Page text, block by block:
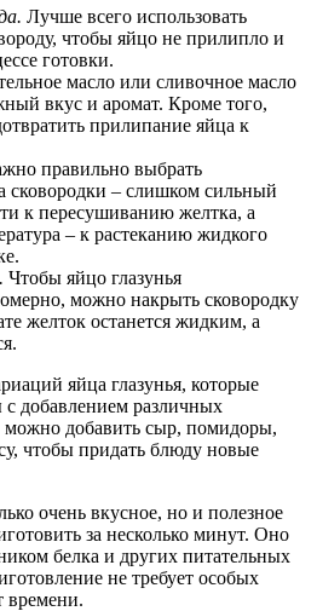
Лучше всего использовать
чтобы яйцо не прилипло и
готовки.
масло или сливочное масло
вкус и аромат. Кроме того,
прилипание яйца к
правильно выбрать
сковородки – слишком сильный
к пересушиванию желтка, а
– к растеканию жидкого
Чтобы яйцо глазунья
можно накрыть сковородку
желток останется жидким, а
яйца глазунья, которые
добавлением различных
добавить сыр, помидоры,
чтобы придать блюду новые
очень вкусное, но и полезное
за несколько минут. Оно
белка и других питательных
не требует особых
времени.